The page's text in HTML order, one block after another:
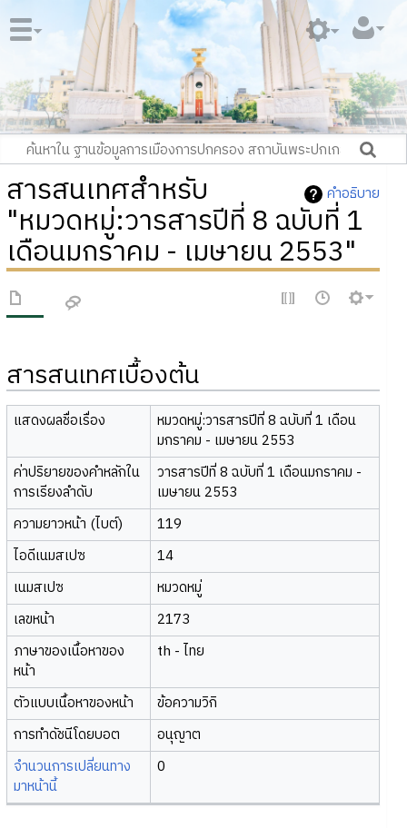
คำอธิบาย
สารสนเทศสำหรับ
"หมวดหมู่:วารสารปีที่ 8 ฉบับที่ 1
เดือนมกราคม - เมษายน 2553"
สารสนเทศเบื้องต้น
แสดงผลชื่อเรื่อง
หมวดหมู่:วารสารปีที่ 8 ฉบับที่ 1 เดือน
มกราคม - เมษายน 2553
ค่าปริยายของคำหลักใน
การเรียงลำดับ
วารสารปีที่ 8 ฉบับที่ 1 เดือนมกราคม -
เมษายน 2553
ความยาวหน้า (ไบต์)
119
ไอดีเนมสเปซ
14
เนมสเปซ
หมวดหมู่
เลขหน้า
2173
ภาษาของเนื้อหาของ
หน้า
th - ไทย
ตัวแบบเนื้อหาของหน้า
ข้อความวิกิ
การทำดัชนีโดยบอต
อนุญาต
จำนวนการเปลี่ยนทาง
มาหน้านี้
0